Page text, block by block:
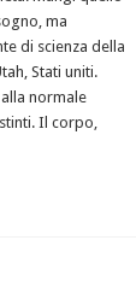
ma
di scienza della
Stati uniti.
normale
Il corpo,